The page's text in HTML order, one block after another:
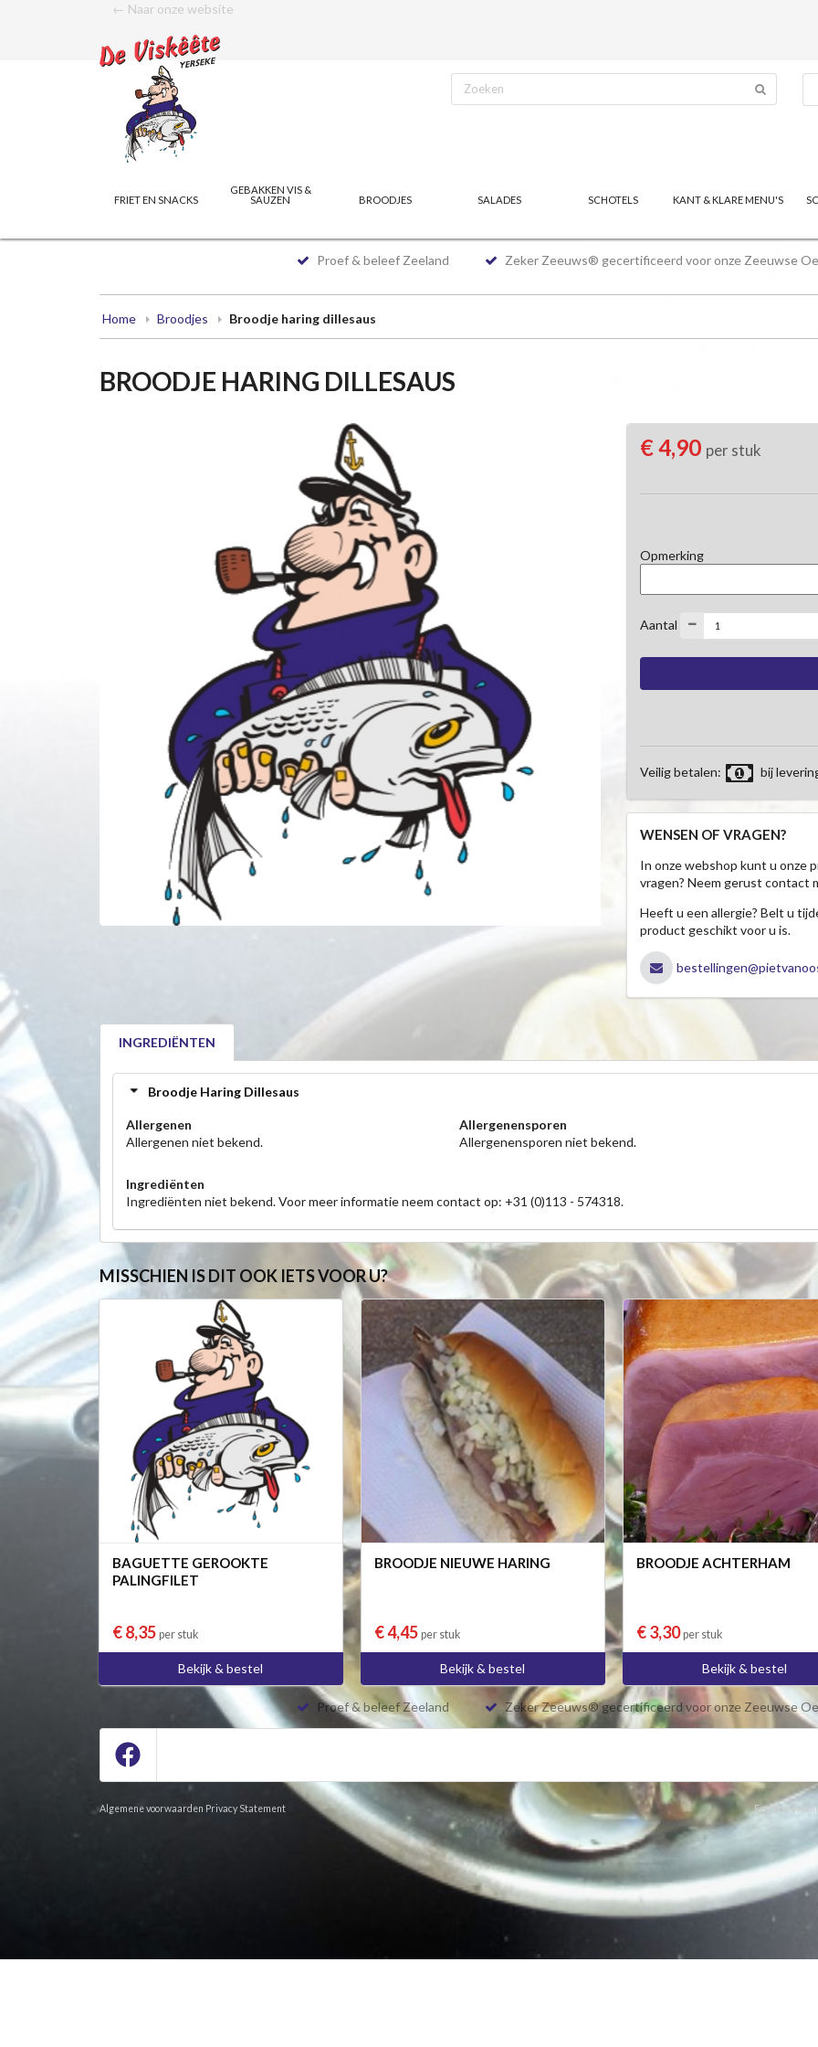
← Naar onze website
FRIET EN SNACKS
GEBAKKEN VIS &
SAUZEN
BROODJES SALADES SCHOTELS KANT & KLARE MENU'S
Proef & beleef Zeeland Zeker Zeeuws® gecertificeerd voor onze Zeeuwse
Home Broodjes Broodje haring dillesaus
BROODJE HARING DILLESAUS
€ 4,90 per stuk
Opmerking
Aantal
Veilig betalen: bij
WENSEN OF VRAGEN?
In onze webshop kunt u onze
vragen? Neem gerust contact
Heeft u een allergie? Belt u
product geschikt voor u is.
INGREDIËNTEN
Broodje Haring Dillesaus
Allergenen
Allergenen niet bekend.
Allergenensporen
Allergenensporen niet bekend.
Ingrediënten
Ingrediënten niet bekend. Voor meer informatie neem contact op: +31 (0)113 - 574318.
MISSCHIEN IS DIT OOK IETS VOOR U?
BAGUETTE GEROOKTE
PALINGFILET
€ 8,35 per stuk
Bekijk & bestel
BROODJE NIEUWE HARING
€ 4,45 per stuk
Bekijk & bestel
BROODJE ACHTERHAM
€ 3,30per stuk
Bekijk & bestel
Proef & beleef Zeeland Zeker Zeeuws® gecertificeerd voor onze Zeeuwse
Algemene voorwaarden Privacy Statement Een Bon